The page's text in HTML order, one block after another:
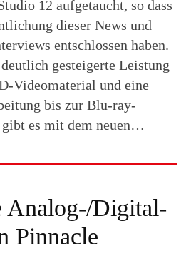
12 aufgetaucht, so dass
dieser News und
entschlossen haben.
gesteigerte Leistung
Videomaterial und eine
bis zur Blu-ray-
gibt es mit dem neuen…
Analog-/Digital-
Pinnacle